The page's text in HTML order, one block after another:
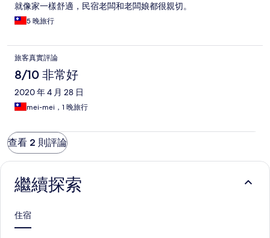
就像家一樣舒適，民宿老闆和老闆娘都很親切。
5 晚旅行
旅客真實評論
8/10 非常好
2020 年 4 月 28 日
mei-mei，1 晚旅行
查看 2 則評論
繼續探索
住宿